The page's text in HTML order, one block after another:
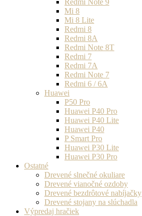
Redmi Note 9
Mi 8
Mi 8 Lite
Redmi 8
Redmi 8A
Redmi Note 8T
Redmi 7
Redmi 7A
Redmi Note 7
Redmi 6 / 6A
Huawei
P50 Pro
Huawei P40 Pro
Huawei P40 Lite
Huawei P40
P Smart Pro
Huawei P30 Lite
Huawei P30 Pro
Ostatné
Drevené slnečné okuliare
Drevené vianočné ozdoby
Drevené bezdrôtové nabíjačky
Drevené stojany na slúchadla
Výpredaj hračiek